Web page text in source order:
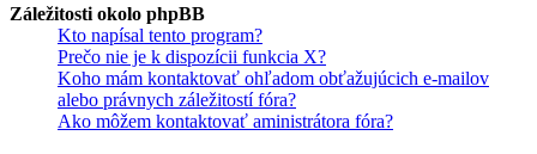
Záležitosti okolo phpBB
Kto napísal tento program?
Prečo nie je k dispozícii funkcia X?
Koho mám kontaktovať ohľadom obťažujúcich e-mailov
alebo právnych záležitostí fóra?
Ako môžem kontaktovať aministrátora fóra?